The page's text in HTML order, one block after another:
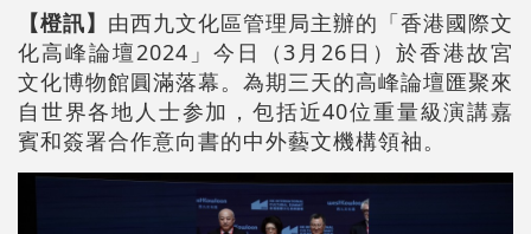
【橙訊】 由西九文化區管理局主辦的「香港國際文
化高峰論壇2024」今日（3月26日）於香港故宮
文化博物館圓滿落幕。為期三天的高峰論壇匯聚來
自世界各地人士参加，包括近40位重量級演講嘉
賓和簽署合作意向書的中外藝文機構領袖。